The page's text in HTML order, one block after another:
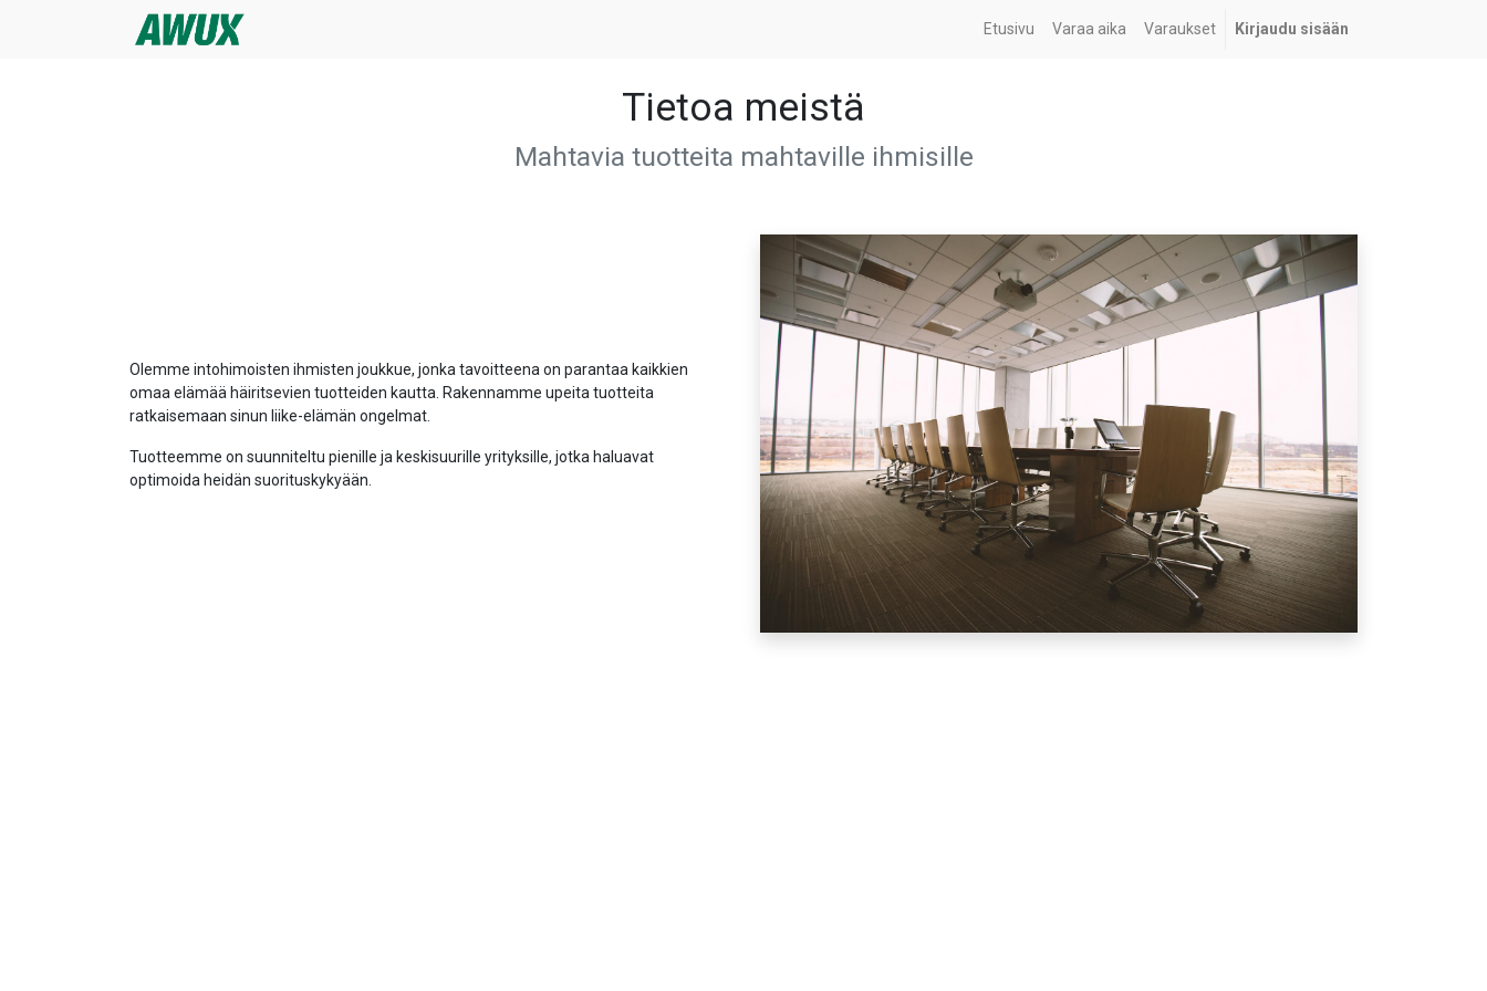
Etusivu Varaa aika Varaukset Kirjaudu sisään
Tietoa meistä
Mahtavia tuotteita mahtaville ihmisille
Olemme intohimoisten ihmisten joukkue, jonka tavoitteena on parantaa kaikkien
omaa elämää häiritsevien tuotteiden kautta. Rakennamme upeita tuotteita
ratkaisemaan sinun liike-elämän ongelmat.
Tuotteemme on suunniteltu pienille ja keskisuurille yrityksille, jotka haluavat
optimoida heidän suorituskykyään.